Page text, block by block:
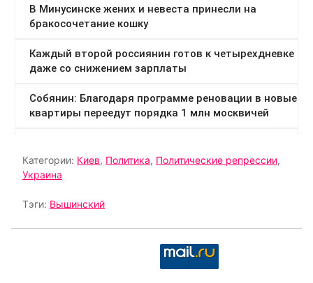
Категории: Киев, Политика, Политические репрессии,
Украина
Тэги: Вышинский